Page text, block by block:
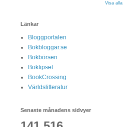
Visa alla
Länkar
Bloggportalen
Bokbloggar.se
Bokbörsen
Boktipset
BookCrossing
Världslitteratur
Senaste månadens sidvyer